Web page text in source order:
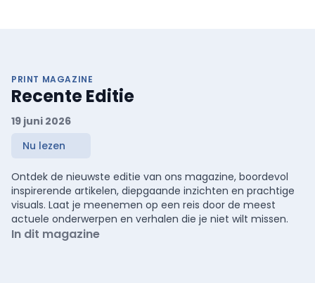
PRINT MAGAZINE
Recente Editie
19 juni 2026
Nu lezen
Ontdek de nieuwste editie van ons magazine, boordevol
inspirerende artikelen, diepgaande inzichten en prachtige
visuals. Laat je meenemen op een reis door de meest
actuele onderwerpen en verhalen die je niet wilt missen.
In dit magazine